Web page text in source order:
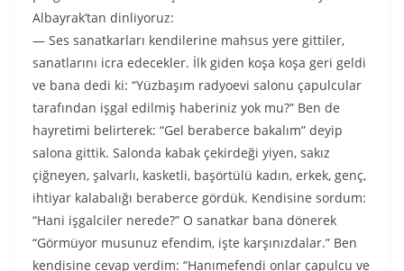
Albayrak’tan dinliyoruz:
— Ses sanatkarları kendilerine mahsus yere gittiler,
sanatlarını icra edecekler. İlk giden koşa koşa geri geldi
ve bana dedi ki: “Yüzbaşım radyoevi salonu çapulcular
tarafından işgal edilmiş haberiniz yok mu?” Ben de
hayretimi belirterek: “Gel beraberce bakalım” deyip
salona gittik. Salonda kabak çekirdeği yiyen, sakız
çiğneyen, şalvarlı, kasketli, başörtülü kadın, erkek, genç,
ihtiyar kalabalığı beraberce gördük. Kendisine sordum:
“Hani işgalciler nerede?” O sanatkar bana dönerek
“Görmüyor musunuz efendim, işte karşınızdalar.” Ben
kendisine cevap verdim: “Hanımefendi onlar çapulcu ve